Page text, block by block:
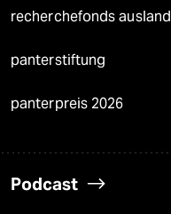
recherchefonds ausland
panterstiftung
panterpreis 2026
Podcast